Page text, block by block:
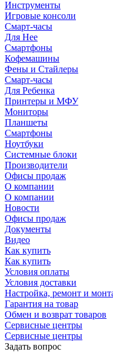
Инструменты
Игровые консоли
Смарт-часы
Для Нее
Смартфоны
Кофемашины
Фены и Стайлеры
Смарт-часы
Для Ребенка
Принтеры и МФУ
Мониторы
Планшеты
Смартфоны
Ноутбуки
Системные блоки
Производители
Офисы продаж
О компании
О компании
Новости
Офисы продаж
Документы
Видео
Как купить
Как купить
Условия оплаты
Условия доставки
Настройка, ремонт и
Гарантия на товар
Обмен и возврат товаров
Сервисные центры
Сервисные центры
Задать вопрос